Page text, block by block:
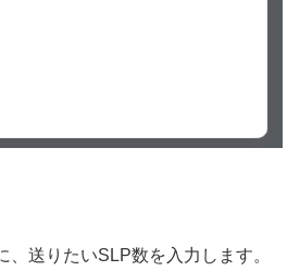
送りたいSLP数を入力します。